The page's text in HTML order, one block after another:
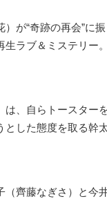
が“奇跡の再会”に
ラブ＆ミステリー
、自らトースター
した態度を取る幹
齊藤なぎさ）と今